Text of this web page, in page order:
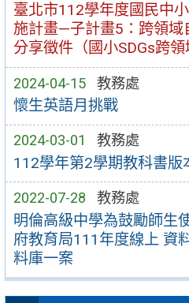
臺北市112學年度國民中
施計畫—子計畫5：跨領域
分享徵件（國小SDGs跨領
2024-04-15 教務處
懷生英語月挑戰
2024-03-01 教務處
112學年第2學期教科書版
2022-07-28 教務處
明倫高級中學為鼓勵師生
府教育局111年度線上 資
料庫一案